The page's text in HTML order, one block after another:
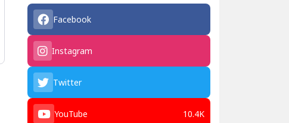
Facebook
Instagram
Twitter
YouTube 10.4K